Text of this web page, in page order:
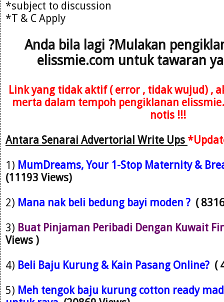
*subject to discussion
*T & C Apply
Anda bila lagi ?Mulakan
elissmie.com untuk tawaran
Link yang tidak aktif ( error , tidak wujud) ,
merta dalam tempoh pengiklanan
notis !!!
Antara Senarai Advertorial Write Ups
1) MumDreams, Your 1-Stop Maternity &
(11193 Views)
2) Mana nak beli bedung bayi moden ? (
3) Buat Pinjaman Peribadi Dengan Kuwait
Views )
4) Beli Baju Kurung & Kain Pasang Online? (
5) Meh tengok baju kurung cotton ready